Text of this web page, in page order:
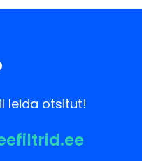
leida otsitut!